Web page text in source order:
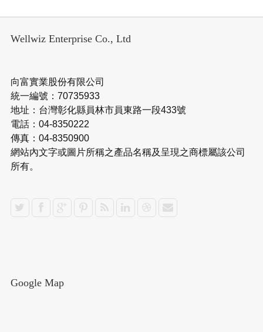
Wellwiz Enterprise Co., Ltd
向富實業股份有限公司
統一編號：70735933
地址：台灣彰化縣員林市員東路一段433號
電話：04-8350222
傳真：04-8350900
網站內文字或圖片所稱之產品名稱及呈現之商標屬該公司
所有。
Google Map